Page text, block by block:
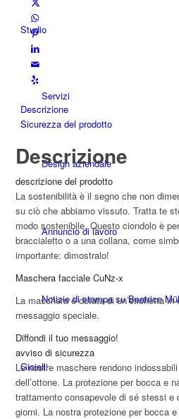
Studio
Servizi
Design aziendale
Annuncio di lavoro
Notizie di stampa su Beatrice
Gioielli
Descrizione
Sicurezza del prodotto
Descrizione
descrizione del prodotto
La sostenibilità è il segno che non
su ciò che abbiamo vissuto. Tratta te
modo sostenibile. Questo ciondolo è
braccialetto o a una collana, come
importante: dimostralo!
Maschera facciale CuNz-x
La maschera è dotata di un’etichetta
messaggio speciale.
Diffondi il tuo messaggio!
avviso di sicurezza
Le nostre maschere rendono
dell’ottone. La protezione per bocca e
trattamento consapevole di sé stessi e
giorni. La nostra protezione per bocca